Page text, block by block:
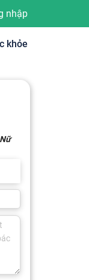
nhập
khỏe
Nữ